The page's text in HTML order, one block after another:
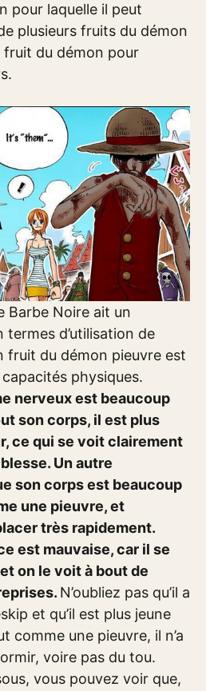
pour laquelle il peut
plusieurs fruits du démon
fruit du démon pour
Barbe Noire ait un
d’utilisation de
fruit du démon pieuvre est
physiques.
nerveux est beaucoup
son corps, il est plus
ce qui se voit clairement
Un autre
son corps est beaucoup
une pieuvre, et
très rapidement.
est mauvaise, car il se
on le voit à bout de
N’oubliez pas qu’il a
et qu’il est plus jeune
comme une pieuvre, il n’a
voire pas du tou.
vous pouvez voir que,